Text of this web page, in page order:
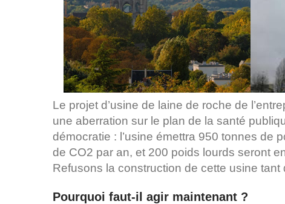
Le projet d’usine de laine de roche de
une aberration sur le plan de la santé
démocratie : l’usine émettra 950 tonnes de
de CO2 par an, et 200 poids lourds seront
Refusons la construction de cette usine tant
Pourquoi faut-il agir maintenant ?